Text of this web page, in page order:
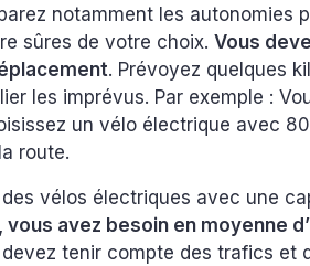
notamment les autonomies
sûres de votre choix.Vous
. Prévoyez quelques
les imprévus. Par exemple :
un vélo électrique avec 80
route.
vélos électriques avec une
avez besoin en moyenne
tenir compte des trafics et